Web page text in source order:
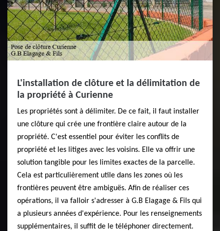
L'installation de clôture et la délimitation de
la propriété à Curienne
Les propriétés sont à délimiter. De ce fait, il faut installer
une clôture qui crée une frontière claire autour de la
propriété. C'est essentiel pour éviter les conflits de
propriété et les litiges avec les voisins. Elle va offrir une
solution tangible pour les limites exactes de la parcelle.
Cela est particulièrement utile dans les zones où les
frontières peuvent être ambiguës. Afin de réaliser ces
opérations, il va falloir s'adresser à G.B Elagage & Fils qui
a plusieurs années d'expérience. Pour les renseignements
supplémentaires, il suffit de le téléphoner directement.